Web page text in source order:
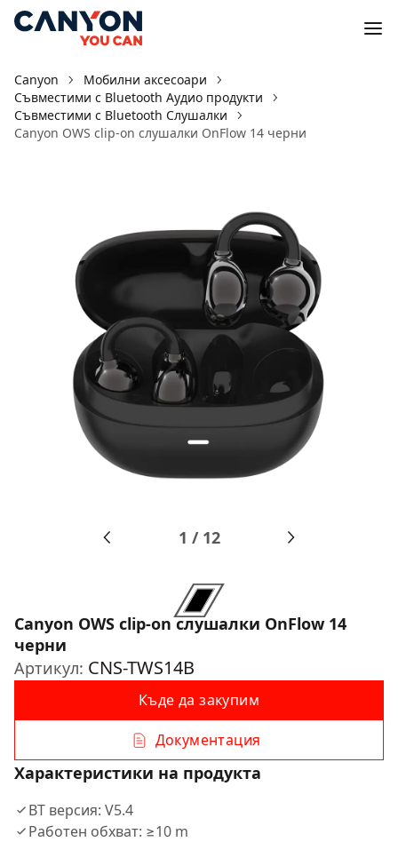
Canyon
Мобилни аксесоари
Съвместими с Bluetooth Аудио продукти
Съвместими с Bluetooth Слушалки
Canyon OWS clip-on слушалки OnFlow 14 черни
1 / 12
Canyon OWS clip-on слушалки OnFlow 14
черни
Артикул: CNS-TWS14B
Къде да закупим
Документация
Характеристики на продукта
BT версия: V5.4
Работен обхват: ≥10 m